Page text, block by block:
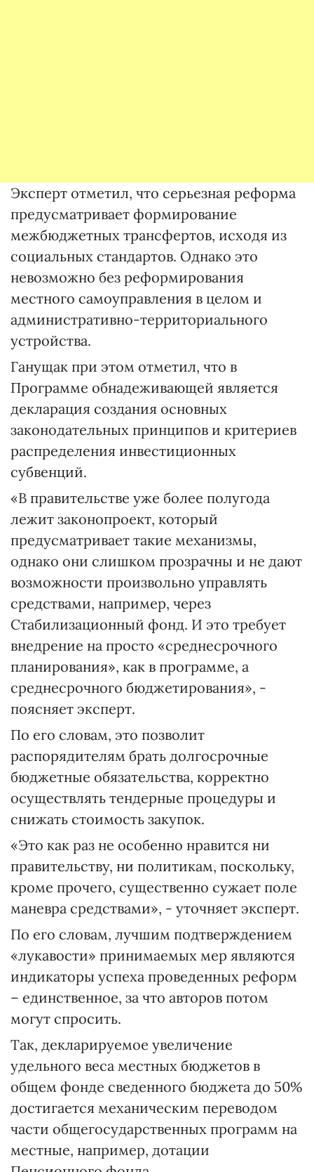
Эксперт отметил, что серьезная реформа
предусматривает формирование
межбюджетных трансфертов, исходя из
социальных стандартов. Однако это
невозможно без реформирования
местного самоуправления в целом и
административно-территориального
устройства.
Ганущак при этом отметил, что в
Программе обнадеживающей является
декларация создания основных
законодательных принципов и критериев
распределения инвестиционных
субвенций.
«В правительстве уже более полугода
лежит законопроект, который
предусматривает такие механизмы,
однако они слишком прозрачны и не дают
возможности произвольно управлять
средствами, например, через
Стабилизационный фонд. И это требует
внедрение на просто «среднесрочного
планирования», как в программе, а
среднесрочного бюджетирования», -
поясняет эксперт.
По его словам, это позволит
распорядителям брать долгосрочные
бюджетные обязательства, корректно
осуществлять тендерные процедуры и
снижать стоимость закупок.
«Это как раз не особенно нравится ни
правительству, ни политикам, поскольку,
кроме прочего, существенно сужает поле
маневра средствами», - уточняет эксперт.
По его словам, лучшим подтверждением
«лукавости» принимаемых мер являются
индикаторы успеха проведенных реформ
– единственное, за что авторов потом
могут спросить.
Так, декларируемое увеличение
удельного веса местных бюджетов в
общем фонде сведенного бюджета до 50%
достигается механическим переводом
части общегосударственных программ на
местные, например, дотации